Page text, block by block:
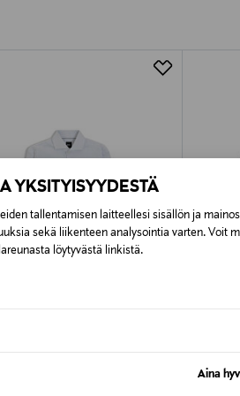
YKSITYISYYDESTÄ
tallentamisen laitteellesi sisällön ja
sekä liikenteen analysointia varten. Voit
löytyvästä linkistä.
Aina
Alk. 6,90 €, kun toimitus on
BOSS